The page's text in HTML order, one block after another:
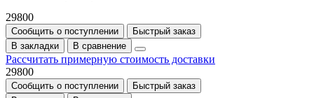
29800
Сообщить о поступлении
Быстрый заказ
В закладки
В сравнение
Рассчитать примерную стоимость доставки
29800
Сообщить о поступлении
Быстрый заказ